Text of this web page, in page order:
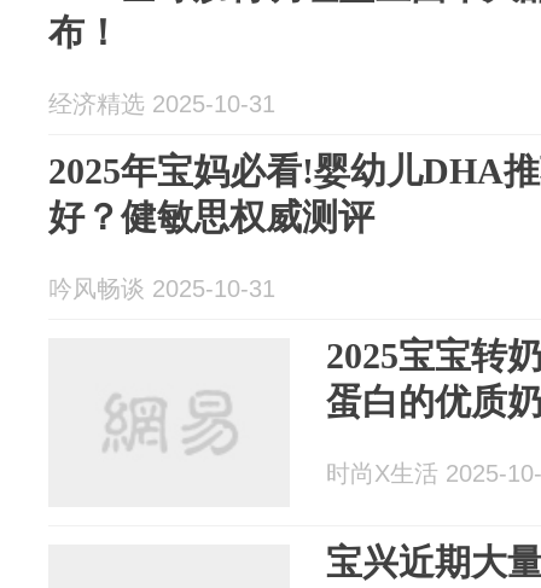
布！
经济精选 2025-10-31
2025年宝妈必看!婴幼儿DHA
好？健敏思权威测评
吟风畅谈 2025-10-31
2025宝宝转
蛋白的优质
时尚X生活 2025-
宝兴近期大